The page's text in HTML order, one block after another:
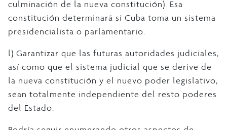
culminación de la nueva constitución). Esa
constitución determinará si Cuba toma un sistema
presidencialista o parlamentario.
l) Garantizar que las futuras autoridades judiciales,
así como que el sistema judicial que se derive de
la nueva constitución y el nuevo poder legislativo,
sean totalmente independiente del resto poderes
del Estado.